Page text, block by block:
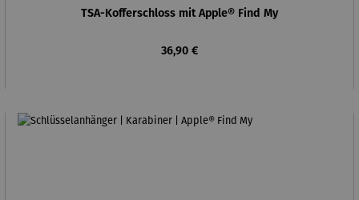
TSA-Kofferschloss mit Apple® Find My
Regulärer Preis:
36,90 €